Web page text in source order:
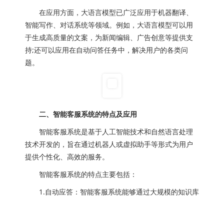
在应用方面，大语言模型已广泛应用于机器翻译、
智能写作、对话系统等领域。例如，大语言模型可以用
于生成高质量的文案，为新闻编辑、广告创意等提供支
持;还可以应用在自动问答任务中，解决用户的各类问
题。
二、智能客服系统的特点及应用
智能客服系统是基于人工智能技术和自然语言处理
技术开发的，旨在通过机器人或虚拟助手等形式为用户
提供个性化、高效的服务。
智能客服系统的特点主要包括：
1.自动应答：智能客服系统能够通过大规模的知识库